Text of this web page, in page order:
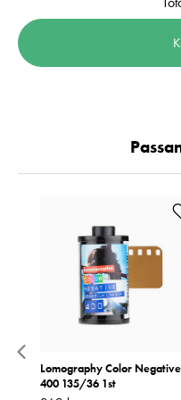
Lomography Color Negative
400 135/36 1st